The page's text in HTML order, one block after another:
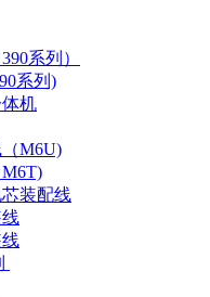
系列）
系列)
机
M6U)
装配线